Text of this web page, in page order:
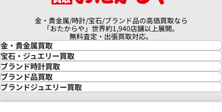
金・貴金属/時計/宝石/ブランド品の高価買取なら
「おたからや」世界約1,940店舗以上展開。
無料査定・出張買取対応。
金・貴金属買取
金買取
金の相場価格情報
金の参考買取価格一覧
インゴット買取
インゴットの相場価格情報
24金買取
宝石・ジュエリー買取
宝石・ジュエリー買取
ダイヤモンド買取
ダイヤモンド・宝石の参考価格一覧
リング・結婚指輪買取
エメラルド買取
ブランド時計買取
時計買取
ロレックス買取
ロレックス デイトナ買取
ロレックス サブマリーナー買取
ブランド品買取
ブランド買取
ブランドジュエリー買取